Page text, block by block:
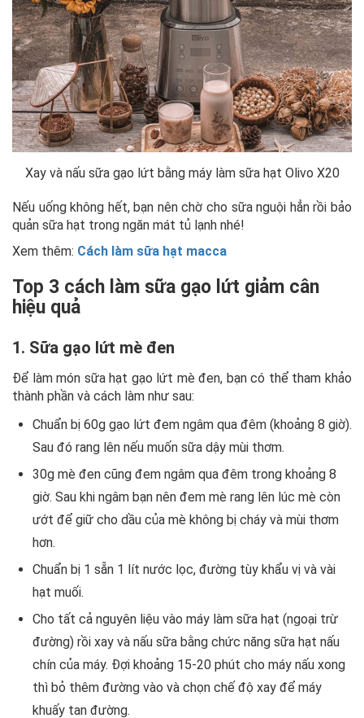
Xay và nấu sữa gạo lứt bằng máy làm sữa hạt Olivo X20
Nếu uống không hết, bạn nên chờ cho sữa nguội hẳn rồi bảo
quản sữa hạt trong ngăn mát tủ lạnh nhé!
Xem thêm: Cách làm sữa hạt macca
Top 3 cách làm sữa gạo lứt giảm cân
hiệu quả
1. Sữa gạo lứt mè đen
Để làm món sữa hạt gạo lứt mè đen, bạn có thể tham khảo
thành phần và cách làm như sau:
Chuẩn bị 60g gạo lứt đem ngâm qua đêm (khoảng 8 giờ).
Sau đó rang lên nếu muốn sữa dậy mùi thơm.
30g mè đen cũng đem ngâm qua đêm trong khoảng 8
giờ. Sau khi ngâm bạn nên đem mè rang lên lúc mè còn
ướt để giữ cho dầu của mè không bị cháy và mùi thơm
hơn.
Chuẩn bị 1 sẵn 1 lít nước lọc, đường tùy khẩu vị và vài
hạt muối.
Cho tất cả nguyên liệu vào máy làm sữa hạt (ngoại trừ
đường) rồi xay và nấu sữa bằng chức năng sữa hạt nấu
chín của máy. Đợi khoảng 15-20 phút cho máy nấu xong
thì bỏ thêm đường vào và chọn chế độ xay để máy
khuấy tan đường.